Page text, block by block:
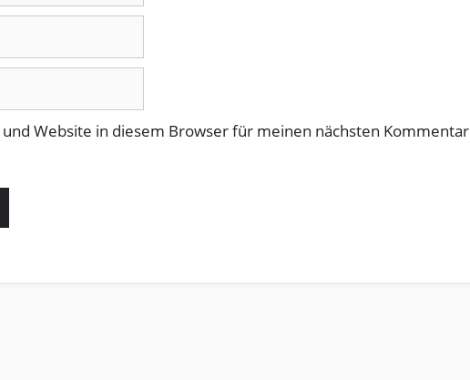
und Website in diesem Browser für meinen nächsten Kommentar